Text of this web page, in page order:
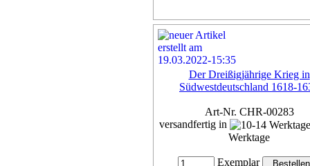
Der Dreißigjährige Krieg in
Südwestdeutschland 1618-
Art-Nr. CHR-00283
versandfertig in
Werktage
Exemplar